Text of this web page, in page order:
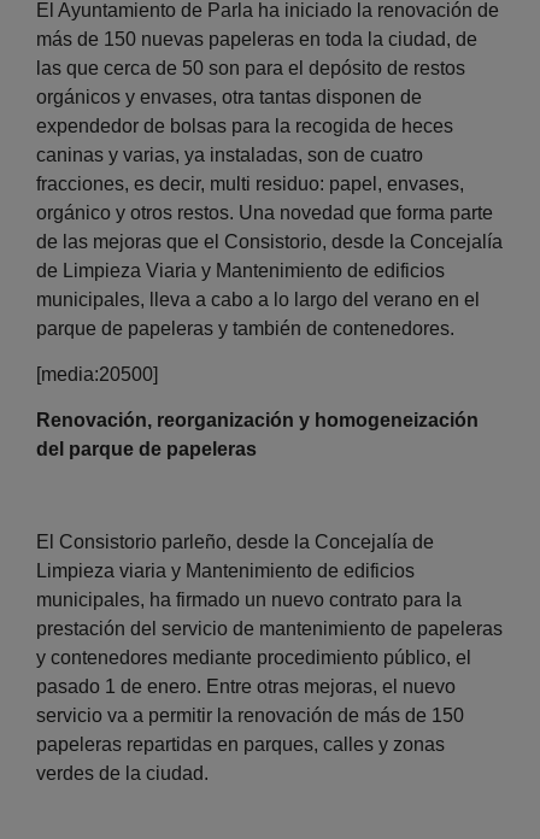
El Ayuntamiento de Parla ha iniciado la renovación de
más de 150 nuevas papeleras en toda la ciudad, de
las que cerca de 50 son para el depósito de restos
orgánicos y envases, otra tantas disponen de
expendedor de bolsas para la recogida de heces
caninas y varias, ya instaladas, son de cuatro
fracciones, es decir, multi residuo: papel, envases,
orgánico y otros restos. Una novedad que forma parte
de las mejoras que el Consistorio, desde la Concejalía
de Limpieza Viaria y Mantenimiento de edificios
municipales, lleva a cabo a lo largo del verano en el
parque de papeleras y también de contenedores.
[media:20500]
Renovación, reorganización y homogeneización
del parque de papeleras
El Consistorio parleño, desde la Concejalía de
Limpieza viaria y Mantenimiento de edificios
municipales, ha firmado un nuevo contrato para la
prestación del servicio de mantenimiento de papeleras
y contenedores mediante procedimiento público, el
pasado 1 de enero. Entre otras mejoras, el nuevo
servicio va a permitir la renovación de más de 150
papeleras repartidas en parques, calles y zonas
verdes de la ciudad.